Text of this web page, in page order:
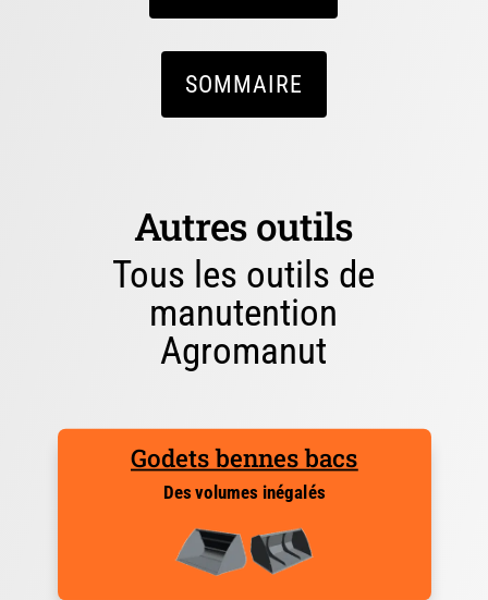
SOMMAIRE
Autres outils
Tous les outils de
manutention
Agromanut
Godets bennes bacs
Des volumes inégalés